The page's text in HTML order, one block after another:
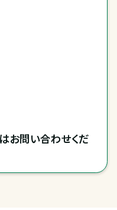
問い合わせくだ